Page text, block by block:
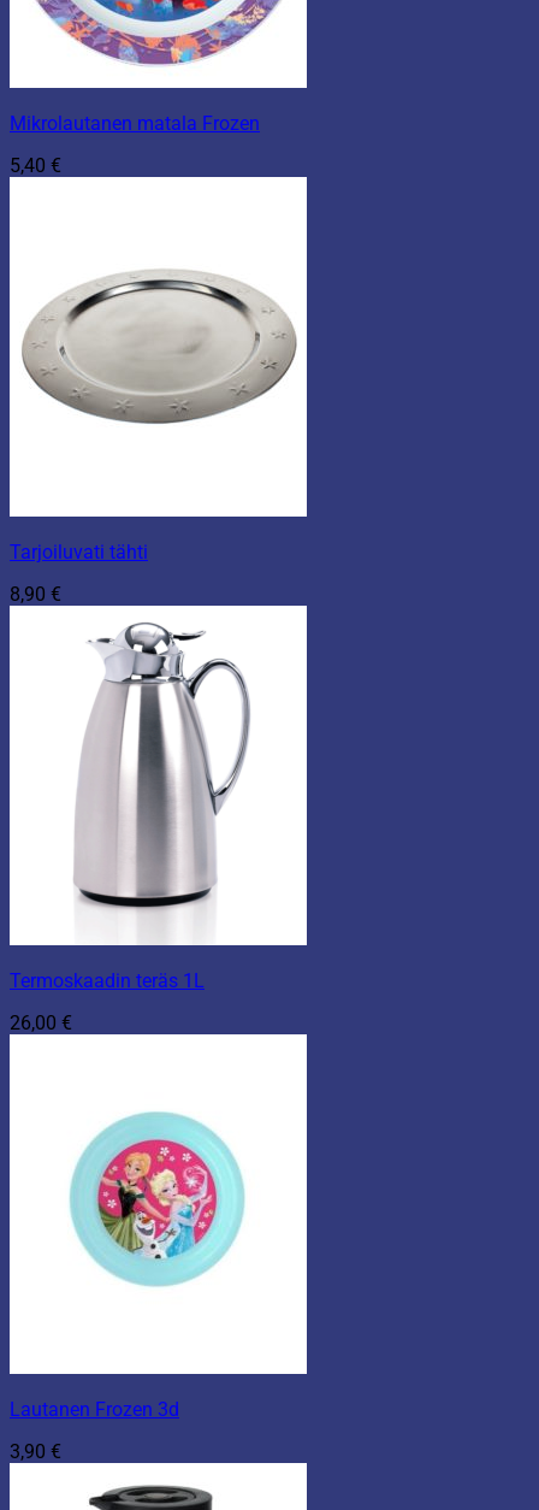
Mikrolautanen matala Frozen
5,40 €
Tarjoiluvati tähti
8,90 €
Termoskaadin teräs 1L
26,00 €
Lautanen Frozen 3d
3,90 €